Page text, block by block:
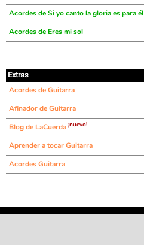
Acordes de Si yo canto la gloria es para él
Acordes de Eres mi sol
Extras
Acordes de Guitarra
Afinador de Guitarra
Blog de LaCuerda ¡nuevo!
Aprender a tocar Guitarra
Acordes Guitarra